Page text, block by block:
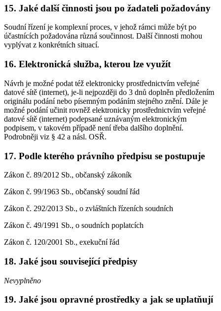
15. Jaké další činnosti jsou po žadateli požadovány
Soudní řízení je komplexní proces, v jehož rámci může být po
účastnících požadována různá součinnost. Další činnosti mohou
vyplývat z konkrétních situací.
16. Elektronická služba, kterou lze využít
Návrh je možné podat též elektronicky prostřednictvím veřejné
datové sítě (internet), je-li nejpozději do 3 dnů doplněn předložením
originálu podání nebo písemným podáním stejného znění. Dále je
možné podání učinit rovněž elektronicky prostřednictvím veřejné
datové sítě (internet) podepsané uznávaným elektronickým
podpisem, v takovém případě není třeba dalšího doplnění.
Podrobněji viz § 42 a násl. OSŘ.
17. Podle kterého právního předpisu se postupuje
Zákon č. 89/2012 Sb., občanský zákoník
Zákon č. 99/1963 Sb., občanský soudní řád
Zákon č. 292/2013 Sb., o zvláštních řízeních soudních
Zákon č. 49/1991 Sb., o soudních poplatcích
Zákon č. 120/2001 Sb., exekuční řád
18. Jaké jsou související předpisy
Nevyplněno
19. Jaké jsou opravné prostředky a jak se uplatňují